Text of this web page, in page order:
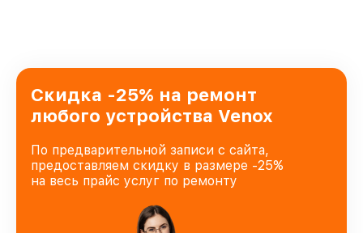
Скидка -25% на ремонт
любого устройства Venox
По предварительной записи с сайта,
предоставляем скидку в размере -25%
на весь прайс услуг по ремонту